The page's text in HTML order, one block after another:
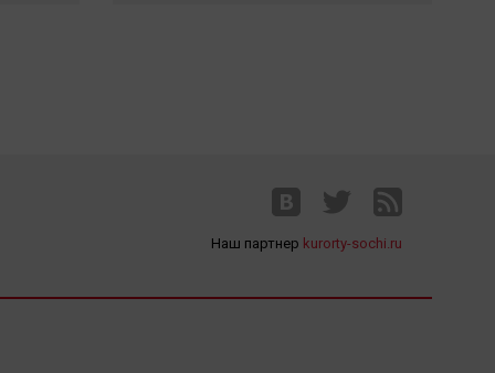
Наш партнер kurorty-sochi.ru